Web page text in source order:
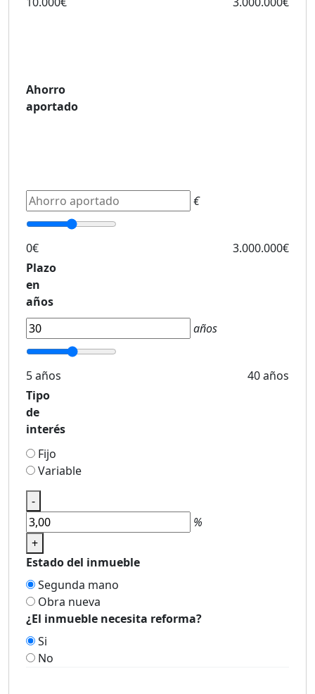
Ahorro
aportado
€
0€
3.000.000€
Plazo
en
años
años
5 años
40 años
Tipo
de
interés
Fijo
Variable
-
%
+
Estado del inmueble
Segunda mano
Obra nueva
¿El inmueble necesita reforma?
Si
No